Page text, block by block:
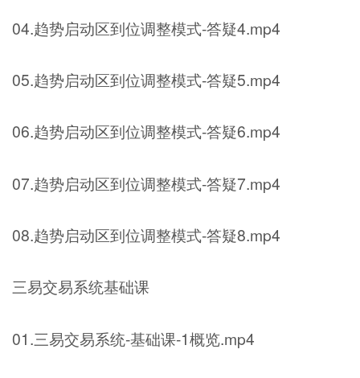
04.趋势启动区到位调整模式-答疑4.mp4
05.趋势启动区到位调整模式-答疑5.mp4
06.趋势启动区到位调整模式-答疑6.mp4
07.趋势启动区到位调整模式-答疑7.mp4
08.趋势启动区到位调整模式-答疑8.mp4
三易交易系统基础课
01.三易交易系统-基础课-1概览.mp4